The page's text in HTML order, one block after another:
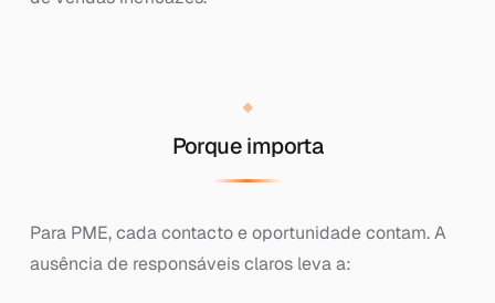
Porque importa
Para PME, cada contacto e oportunidade contam. A
ausência de responsáveis claros leva a: